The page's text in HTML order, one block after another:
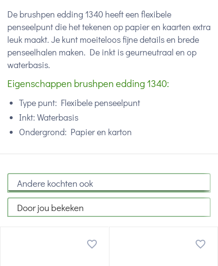
De brushpen edding 1340 heeft een flexibele
penseelpunt die het tekenen op papier en kaarten extra
leuk maakt. Je kunt moeiteloos fijne details en brede
penseelhalen maken. De inkt is geurneutraal en op
waterbasis.
Eigenschappen brushpen edding 1340:
Type punt: Flexibele penseelpunt
Inkt: Waterbasis
Ondergrond: Papier en karton
Andere kochten ook
Door jou bekeken